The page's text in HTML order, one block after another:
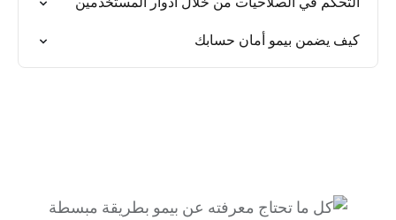
كيف يضمن بيمو أمان حسابك